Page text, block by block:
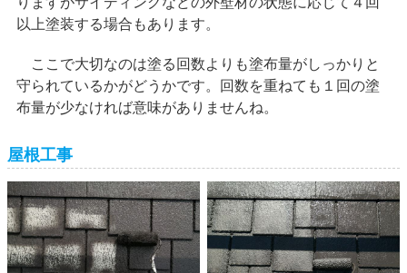
以上塗装する場合もあります。
ここで大切なのは塗る回数よりも塗布量がしっかりと
守られているかがどうかです。回数を重ねても１回の塗
布量が少なければ意味がありませんね。
屋根工事